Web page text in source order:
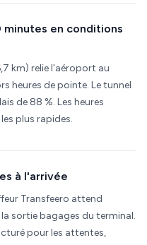
en conditions
km) relie l'aéroport au
heures de pointe. Le tunnel
de 88 %. Les heures
plus rapides.
à l'arrivée
Transfeero attend
sortie bagages du terminal.
pour les attentes,